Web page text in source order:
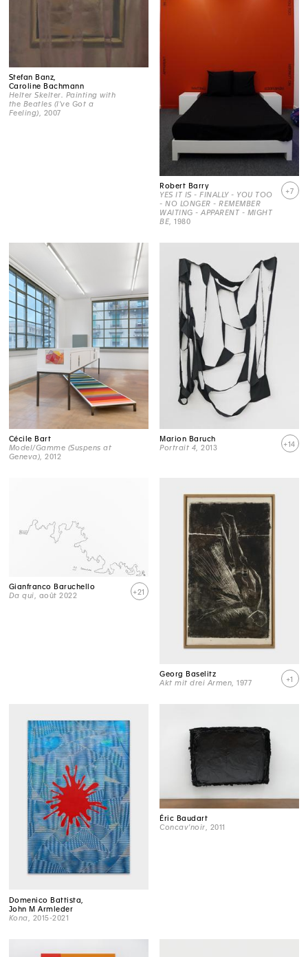
Stefan Banz,
Caroline Bachmann
Helter Skelter. Painting with
the Beatles (I've Got a
Feeling) , 2007
Robert Barry
YES IT IS - FINALLY - YOU TOO
- NO LONGER - REMEMBER
WAITING - APPARENT - MIGHT
BE , 1980
+7
Cécile Bart
Model/Gamme (Suspens at
Geneva) , 2012
Marion Baruch
Portrait 4 , 2013 +14
Gianfranco Baruchello
Da qui , août 2022 +21
Georg Baselitz
Akt mit drei Armen , 1977 +1
Domenico Battista,
John M Armleder
Kona , 2015-2021
Éric Baudart
Concav'noir , 2011